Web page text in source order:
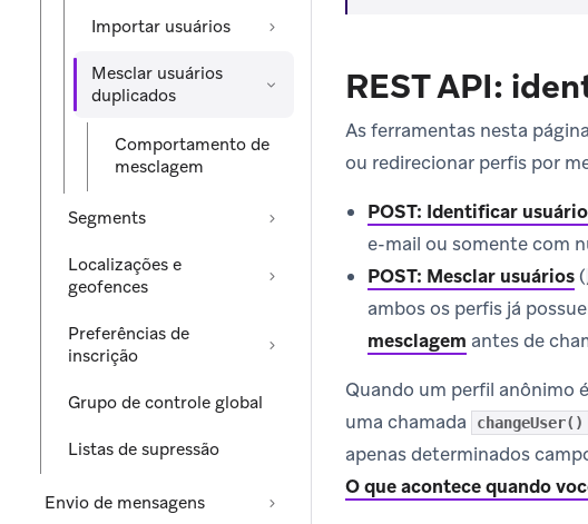
Importar usuários
Mesclar usuários
duplicados
Comportamento de
mesclagem
Segments
Localizações e
geofences
Preferências de
inscrição
Grupo de controle global
Listas de supressão
Envio de mensagens
REST API:
As ferramentas nesta
ou redirecionar perfis por
POST: Identificar
e-mail ou somente com
POST: Mesclar usuários(
ambos os perfis já
mesclagem antes de
Quando um perfil anônimo
uma chamada
changeUser()
apenas determinados
O que acontece quando